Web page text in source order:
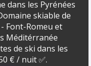
dans les Pyrénées
skiable de
Font-Romeu et
Méditérranée
de ski dans les
€ / nuit ✅.